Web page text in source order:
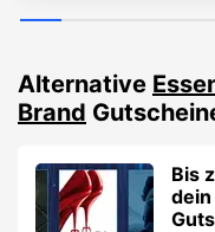
Alternative
Brand
Bis